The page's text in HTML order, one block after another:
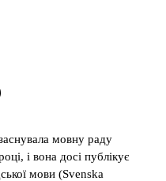
мовну раду
і вона досі публікує
мови (Svenska